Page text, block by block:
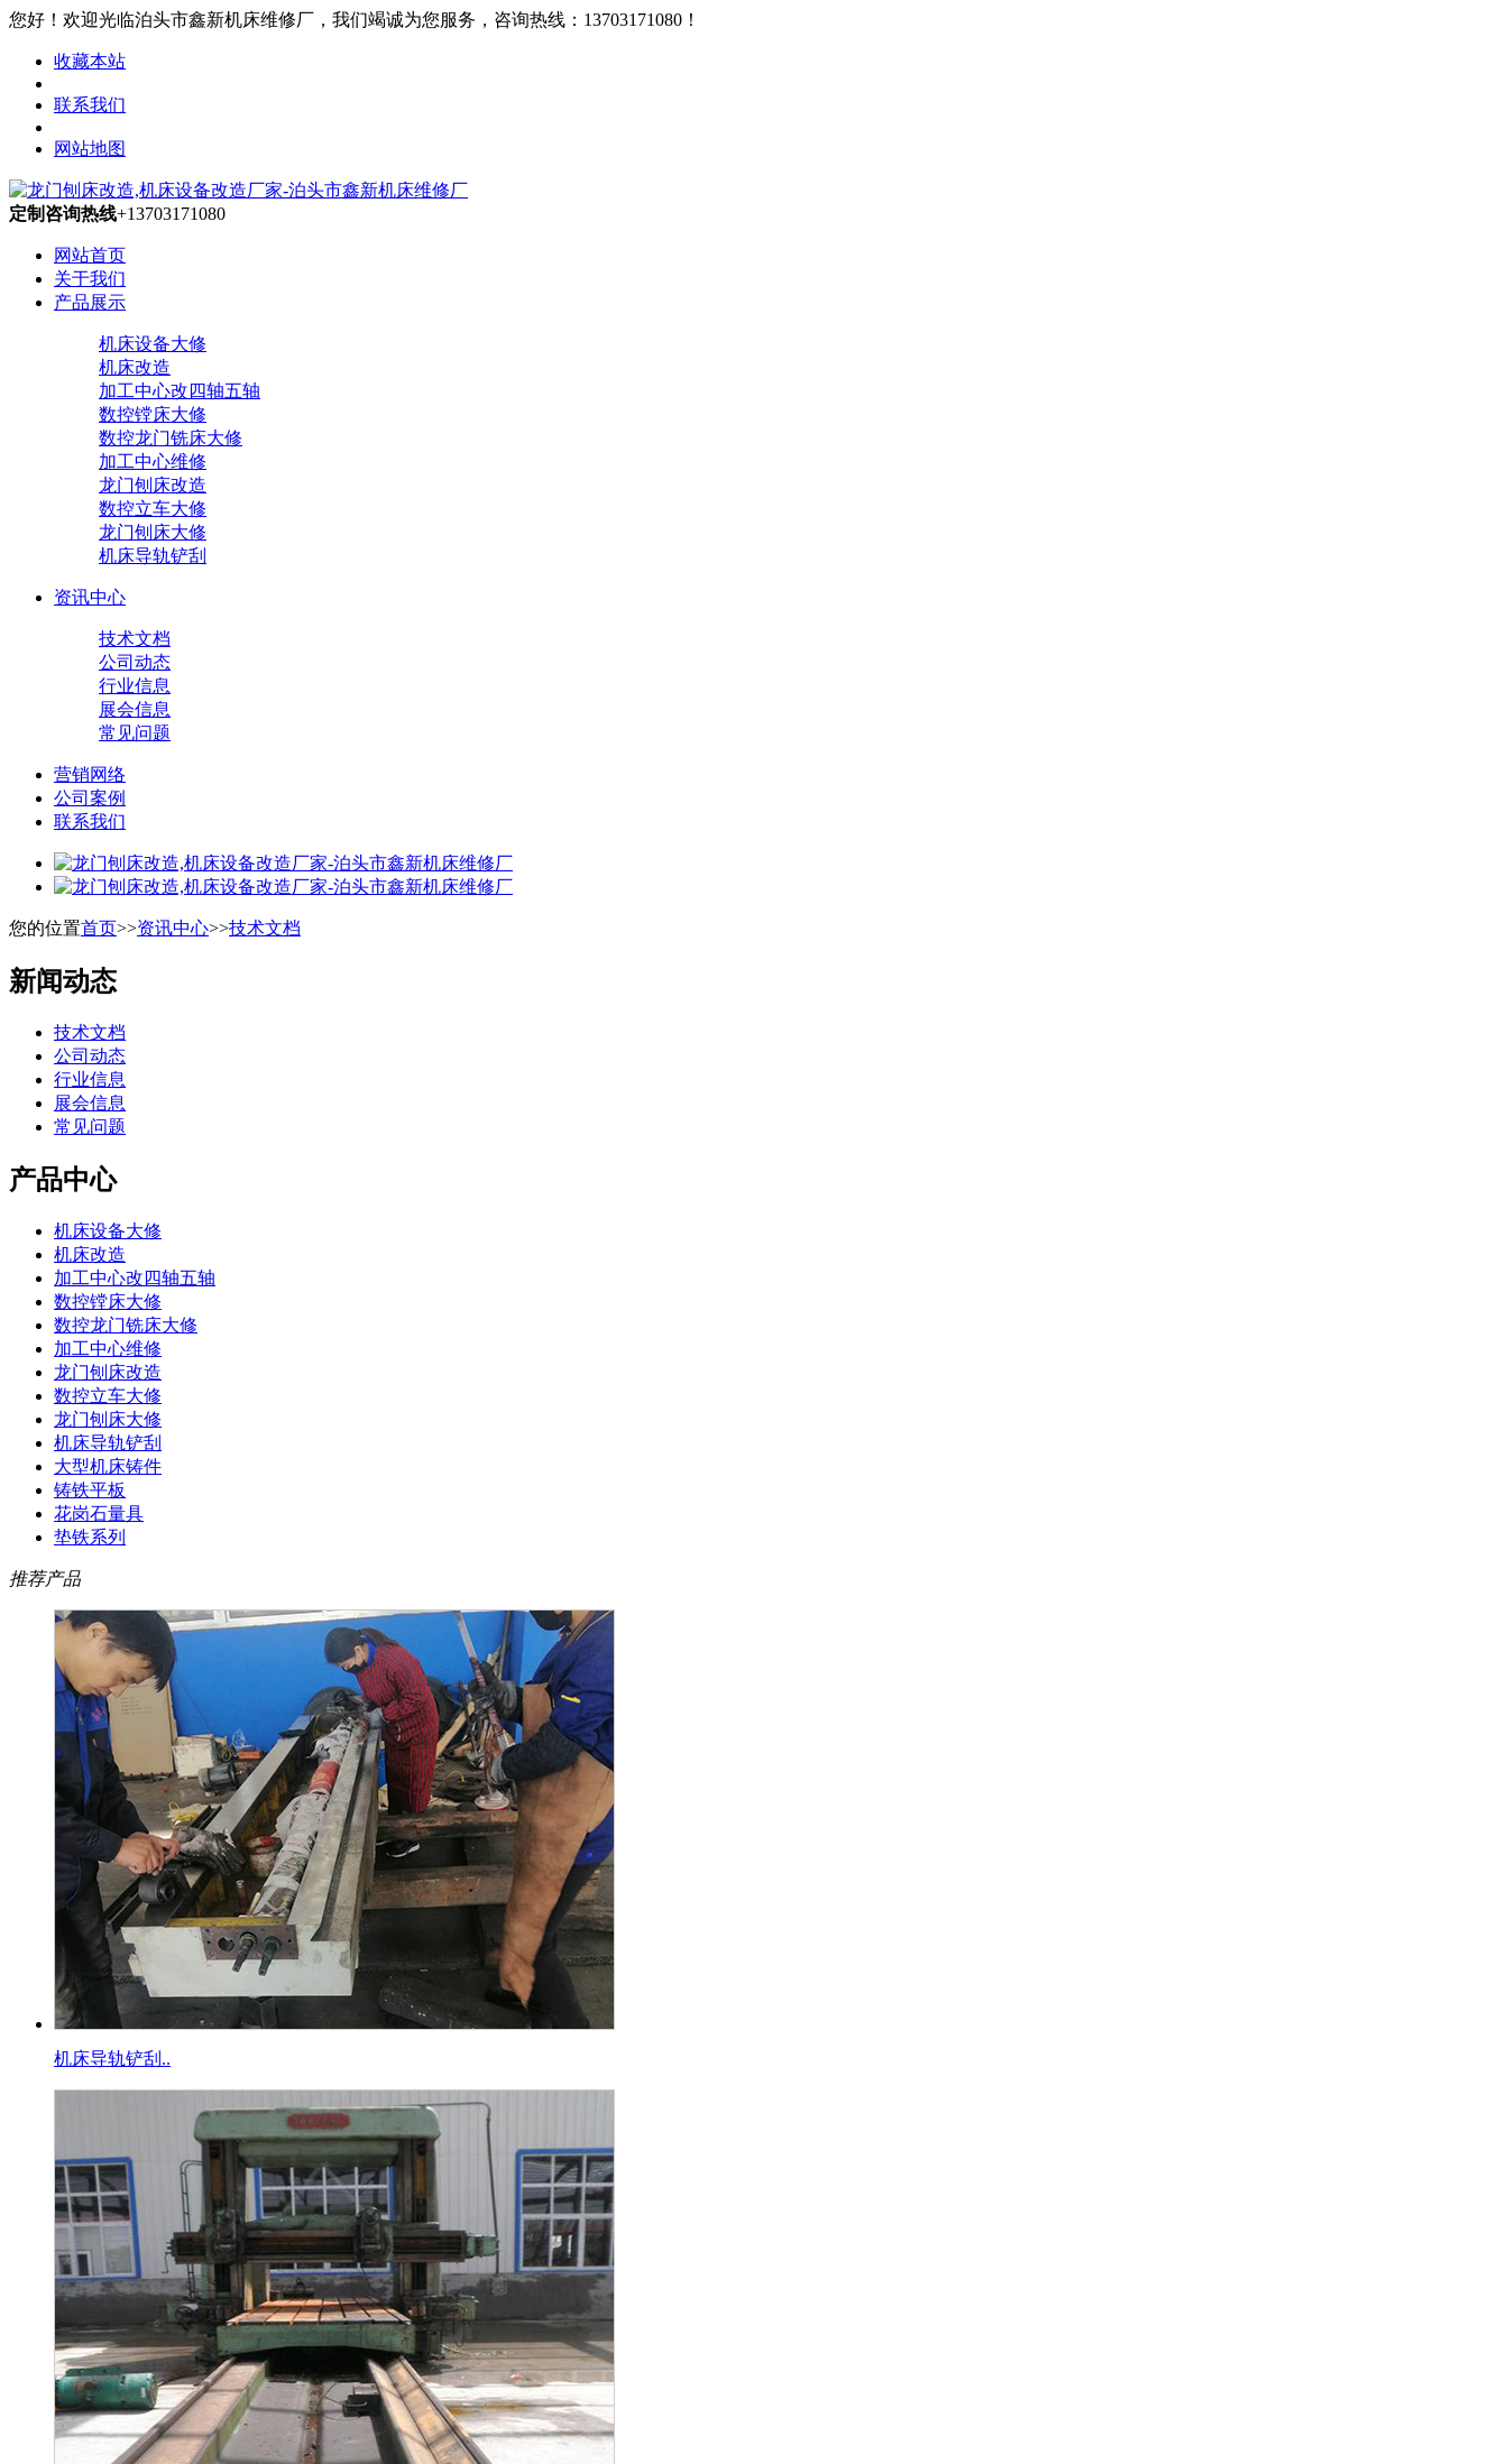
您好！欢迎光临泊头市鑫新机床维修厂，我们竭诚为您服务，咨询热线：13703171080！
收藏本站
联系我们
网站地图
定制咨询热线+13703171080
网站首页
关于我们
产品展示
机床设备大修
机床改造
加工中心改四轴五轴
数控镗床大修
数控龙门铣床大修
加工中心维修
龙门刨床改造
数控立车大修
龙门刨床大修
机床导轨铲刮
资讯中心
技术文档
公司动态
行业信息
展会信息
常见问题
营销网络
公司案例
联系我们
您的位置首页>>资讯中心>>技术文档
新闻动态
技术文档
公司动态
行业信息
展会信息
常见问题
产品中心
机床设备大修
机床改造
加工中心改四轴五轴
数控镗床大修
数控龙门铣床大修
加工中心维修
龙门刨床改造
数控立车大修
龙门刨床大修
机床导轨铲刮
大型机床铸件
铸铁平板
花岗石量具
垫铁系列
推荐产品
机床导轨铲刮..